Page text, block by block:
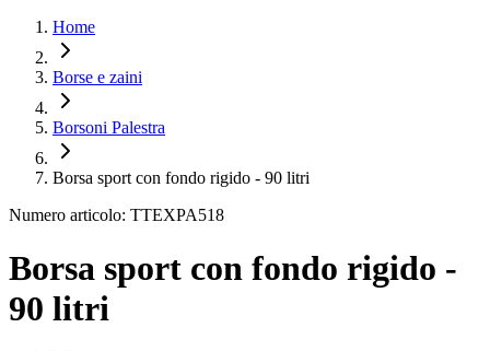
Home
Borse e zaini
Borsoni Palestra
Borsa sport con fondo rigido - 90 litri
Numero articolo: TTEXPA518
Borsa sport con fondo rigido -
90 litri